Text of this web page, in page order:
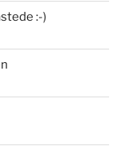
:-)